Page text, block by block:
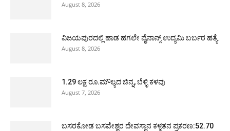
August 8, 2026
ವಿಜಯಪುರದಲ್ಲಿ ಹಾಡ ಹಗಲೇ ಪೈನಾನ್ಸ್ ಉದ್ಯಮಿ ಬರ್ಬರ ಹತ್ಯೆ
August 8, 2026
1.29 ಲಕ್ಷ ರೂ.ಮೌಲ್ಯದ ಚಿನ್ನ, ಬೆಳ್ಳಿ ಕಳವು
August 7, 2026
ಬಸರಕೋಡ ಬಸವೇಶ್ವರ ದೇವಸ್ಥಾನ ಕಳ್ಳತನ ಪ್ರಕರಣ:52.70